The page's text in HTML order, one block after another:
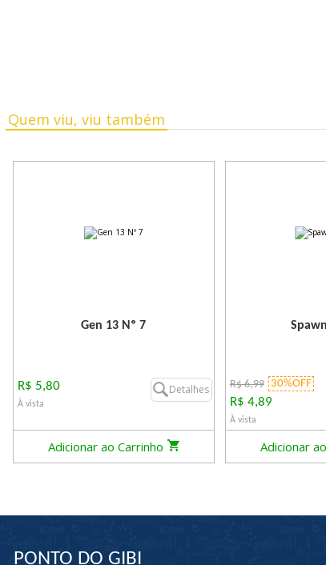
Quem viu, viu também
Gen 13 Nº 7
R$ 5,80
À vista
Detalhes
Adicionar ao Carrinho
R$ 6,99 30%OFF
R$ 4,89
À vista
Adicionar
PONTO DO GIBI